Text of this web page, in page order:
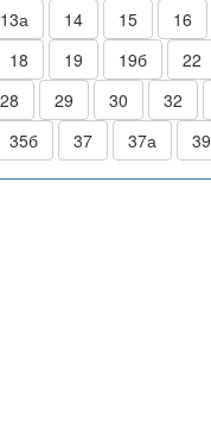
13а 14 15
16
18 19 19б
22
28 29 30 32
35б 37 37а 39